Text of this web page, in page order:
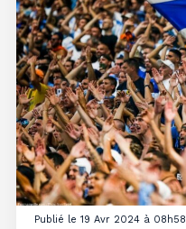
Publié le 19 Avr 2024 à 08h58